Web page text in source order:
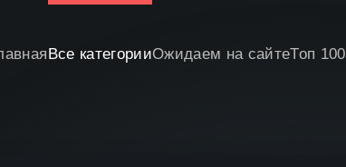
Все категорииОжидаем на сайтеТоп 100